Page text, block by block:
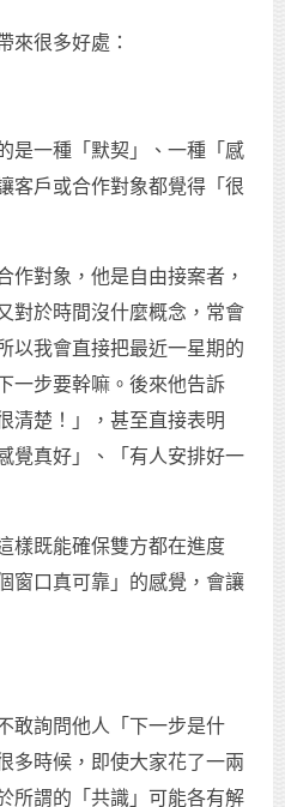
來很多好處：
是一種「默契」、一種「感
客戶或合作對象都覺得「很
作對象，他是自由接案者，
對於時間沒什麼概念，常會
以我會直接把最近一星期的
一步要幹嘛。後來他告訴
清楚！」，甚至直接表明
覺真好」、「有人安排好一
樣既能確保雙方都在進度
窗口真可靠」的感覺，會讓
敢詢問他人「下一步是什
多時候，即使大家花了一兩
所謂的「共識」可能各有解